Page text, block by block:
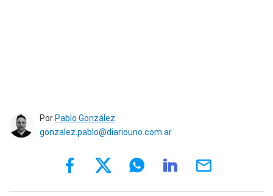
Por Pablo González
gonzalez.pablo@diariouno.com.ar